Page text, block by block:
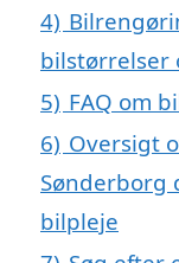
4)
5) FAQ om
6) Oversigt
Sønderborg
bilpleje